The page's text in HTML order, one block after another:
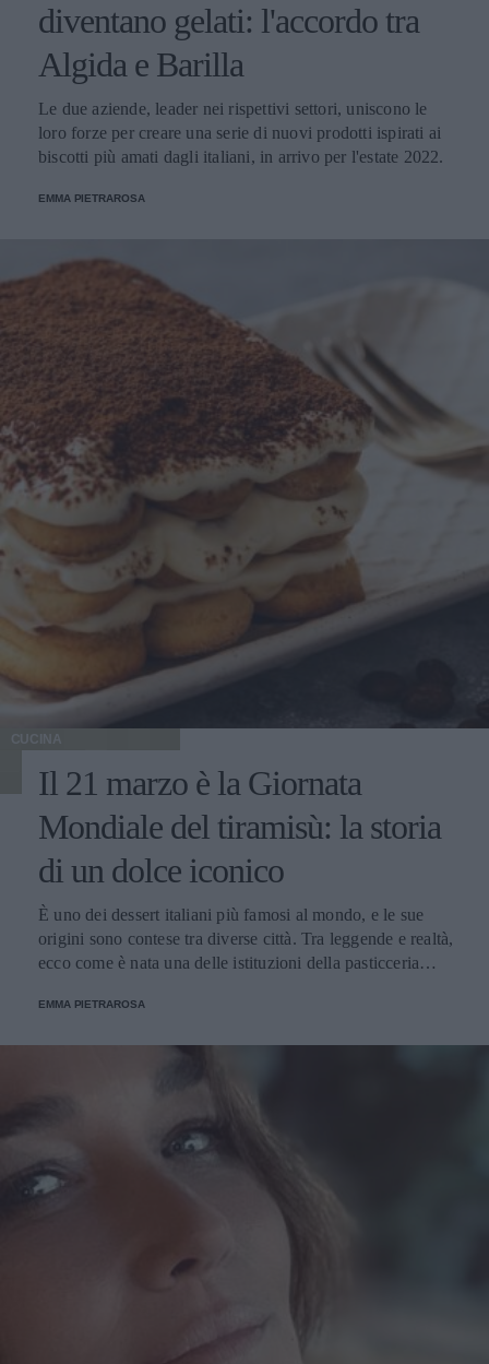
diventano gelati: l'accordo tra
Algida e Barilla
Le due aziende, leader nei rispettivi settori, uniscono le
loro forze per creare una serie di nuovi prodotti ispirati ai
biscotti più amati dagli italiani, in arrivo per l'estate 2022.
EMMA PIETRAROSA
CUCINA
Il 21 marzo è la Giornata
Mondiale del tiramisù: la storia
di un dolce iconico
È uno dei dessert italiani più famosi al mondo, e le sue
origini sono contese tra diverse città. Tra leggende e realtà,
ecco come è nata una delle istituzioni della pasticceria
EMMA PIETRAROSA